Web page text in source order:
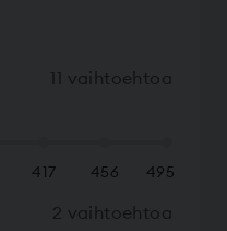
11 vaihtoehtoa
417 456 495
2 vaihtoehtoa